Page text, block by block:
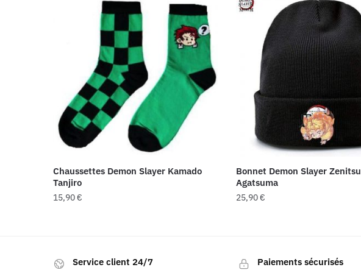
Chaussettes Demon Slayer Kamado
Tanjiro
15,90€
Bonnet Demon Slayer Zenitsu
Agatsuma
25,90€
Service client 24/7 Paiements sécurisés